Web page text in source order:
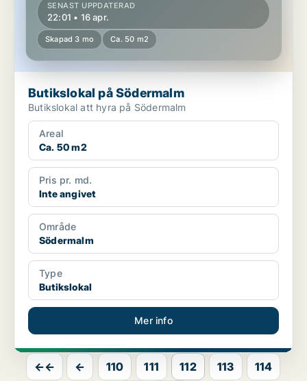
SENAST UPPDATERAD
22:01 • 16 apr.
Skapad 3 mo Ca. 50 m2
Butikslokal på Södermalm
Butikslokal att hyra på Södermalm
Areal
Ca. 50 m2
Pris pr. md.
Inte angivet
Område
Södermalm
Type
Butikslokal
Mer info
←← ← 110 111 112 113
114